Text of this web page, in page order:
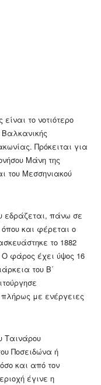
το νοτιότερο
Πρόκειται για
Μάνη της
του Μεσσηνιακού
εδράζεται, πάνω σε
και φέρεται ο
το 1882
Ο φάρος έχει ύψος 16
του Β΄
με ενέργειες
Ταινάρου
Ποσειδώνα ή
και από τον
έγινε η